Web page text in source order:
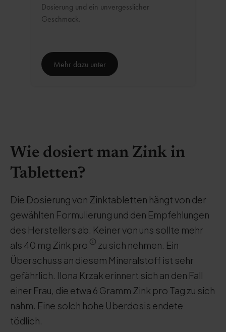
Dosierung und ein unvergesslicher
Geschmack.
Mehr dazu unter
Wie dosiert man Zink in
Tabletten?
Die Dosierung von Zinktabletten hängt von der
gewählten Formulierung und den Empfehlungen
des Herstellers ab. Keiner von uns sollte mehr
als 40 mg Zink pro
zu sich nehmen. Ein
Überschuss an diesem Mineralstoff ist sehr
gefährlich. Ilona Krzak erinnert sich an den Fall
einer Frau, die etwa 6 Gramm Zink pro Tag zu sich
nahm. Eine solch hohe Überdosis endete
tödlich.